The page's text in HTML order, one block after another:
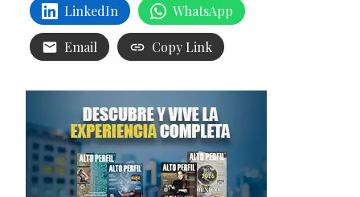
LinkedIn WhatsApp
Email Copy Link